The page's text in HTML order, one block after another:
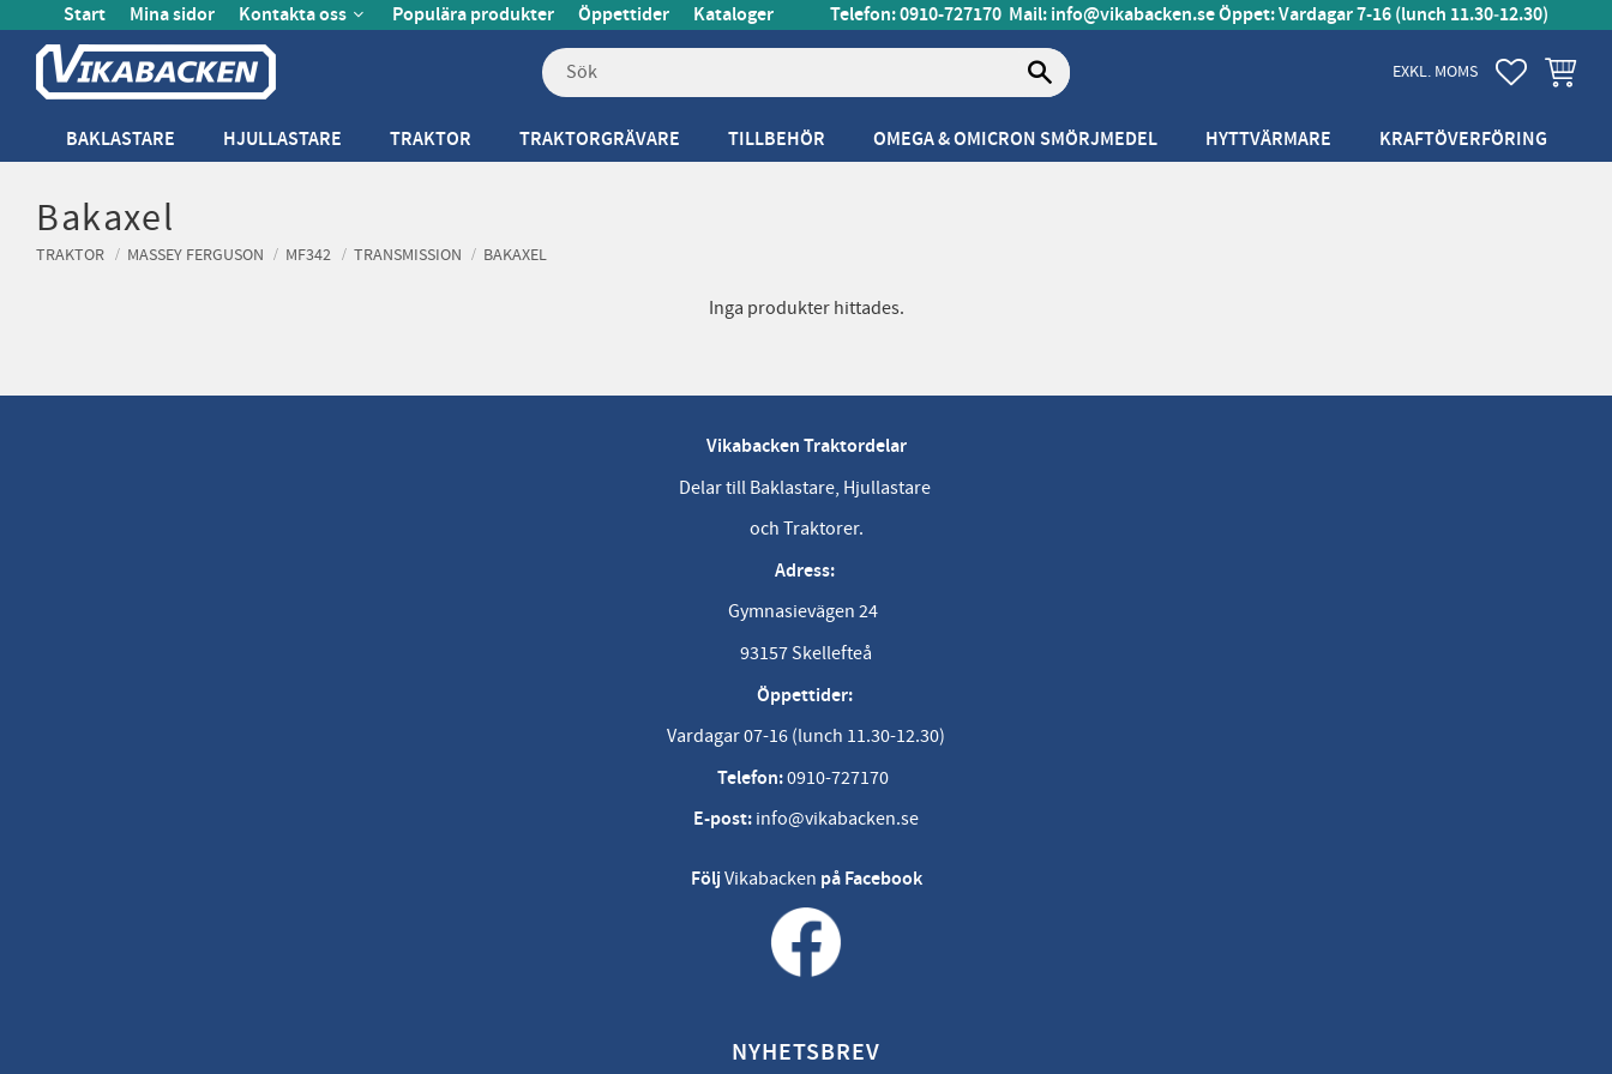
Start Mina sidor Kontakta oss Populära produkter Öppettider Kataloger Telefon: 0910-727170 Mail:info@vikabacken.seÖppet: Vardagar 7-16 (lunch 11.30‑12.30)
EXKL. MOMS FAVORITER
BAKLASTARE HJULLASTARE TRAKTOR TRAKTORGRÄVARE TILLBEHÖR OMEGA & OMICRON SMÖRJMEDEL HYTTVÄRMARE KRAFTÖVERFÖRING
Bakaxel
TRAKTOR MASSEY FERGUSON MF342 TRANSMISSION BAKAXEL
Inga produkter hittades.
Vikabacken Traktordelar
Delar till Baklastare, Hjullastare
och Traktorer.
Adress:
Gymnasievägen 24
93157 Skellefteå
Öppettider:
Vardagar 07-16 (lunch 11.30-12.30)
Telefon:0910-727170
E-post: info@vikabacken.se
FöljVikabacken på Facebook
NYHETSBREV